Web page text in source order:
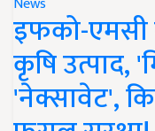
इफको-एमसी
कृषि उत्पाद,
'नेक्सावेट',